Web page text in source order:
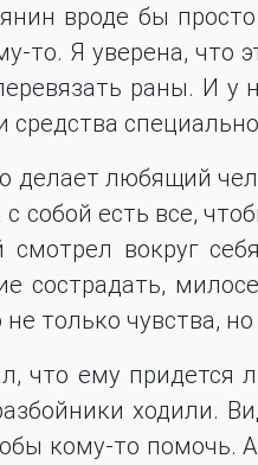
вроде бы
то. Я уверена, что
раны. И у
средства
делает любящий
с собой есть все,
смотрел вокруг
сострадать,
только чувства,
что ему
ходили.
кому-то помочь.